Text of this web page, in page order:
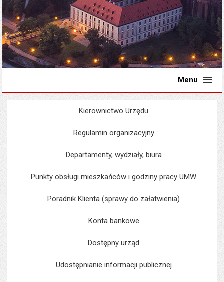
Menu
MenuUrząd Miejski
Kierownictwo Urzędu
Regulamin organizacyjny
Departamenty, wydziały, biura
Punkty obsługi mieszkańców i godziny pracy UMW
Poradnik Klienta (sprawy do załatwienia)
Konta bankowe
Dostępny urząd
Udostępnianie informacji publicznej